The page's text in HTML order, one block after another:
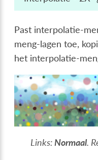
Past interpolatie-
meng-lagen toe,
het interpolatie-
Links: Normaal.